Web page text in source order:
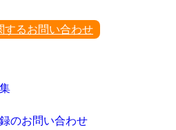
するお問い合わせ
のお問い合わせ